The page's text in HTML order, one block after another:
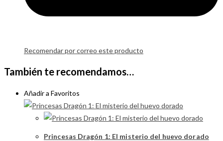
Recomendar por correo este producto
También te recomendamos…
Añadir a Favoritos
Princesas Dragón 1: El misterio del huevo dorado